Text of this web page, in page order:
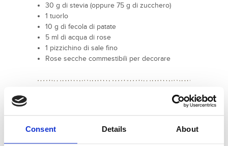
Consent Details About
30 g di stevia (oppure 75 g di zucchero)
1 tuorlo
10 g di fecola di patate
5 ml di acqua di rose
1 pizzichino di sale fino
Rose secche commestibili per decorare
PREPARAZIONE
Mettere la quinoa in un colino a maglie fitte
abbastanza capiente e sciacquarla con cura